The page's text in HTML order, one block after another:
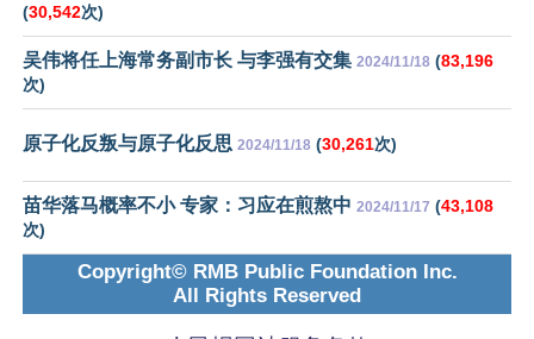
(30,542次)
吴伟将任上海常务副市长 与李强有交集 2024/11/18 (83,196
次)
原子化反叛与原子化反思 2024/11/18 (30,261次)
苗华落马概率不小 专家：习应在煎熬中 2024/11/17 (43,108
次)
Copyright© RMB Public Foundation Inc.
All Rights Reserved